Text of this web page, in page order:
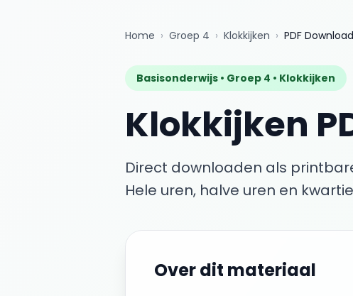
Home › Groep 4 › Klokkijken › PDF Download
Basisonderwijs • Groep 4 • Klokkijken
Klokkijken
Direct downloaden als
Hele uren, halve uren en
Over dit materiaal